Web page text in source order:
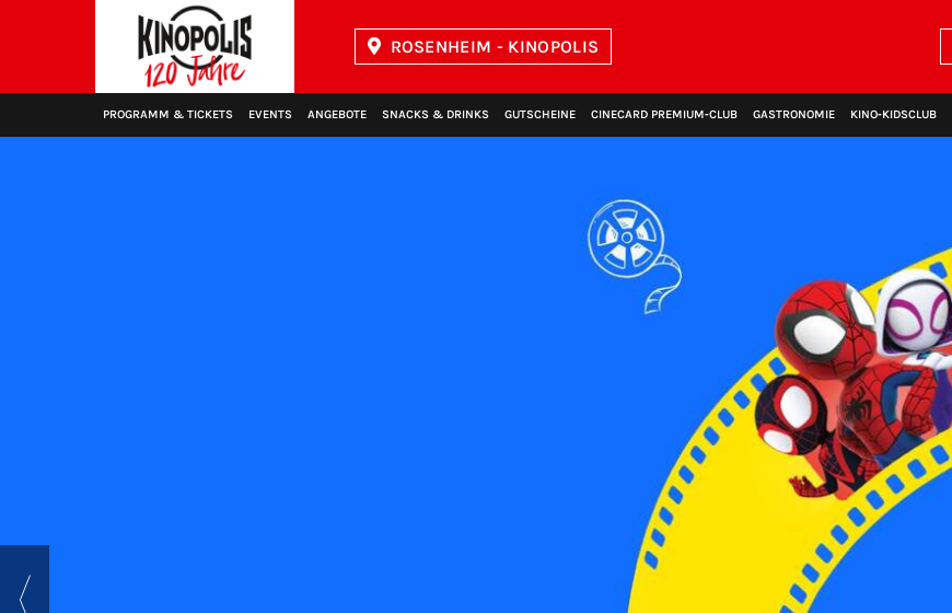
ROSENHEIM - KINOPOLIS
PROGRAMM & TICKETS EVENTS ANGEBOTE SNACKS & DRINKS GUTSCHEINE CINECARD PREMIUM‑CLUB GASTRONOMIE KINO‑KIDSCLUB